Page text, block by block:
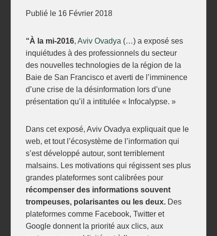
Publié le 16 Février 2018
“À la mi-2016,Aviv Ovadya (…) a exposé ses
inquiétudes à des professionnels du secteur
des nouvelles technologies de la région de la
Baie de San Francisco et averti de l’imminence
d’une crise de la désinformation lors d’une
présentation qu’il a intitulée « Infocalypse. »
Dans cet exposé, Aviv Ovadya expliquait que le
web, et tout l’écosystème de l’information qui
s’est développé autour, sont terriblement
malsains. Les motivations qui régissent ses plus
grandes plateformes sont calibrées pour
récompenser des informations souvent
trompeuses, polarisantes ou les deux. Des
plateformes comme Facebook, Twitter et
Google donnent la priorité aux clics, aux